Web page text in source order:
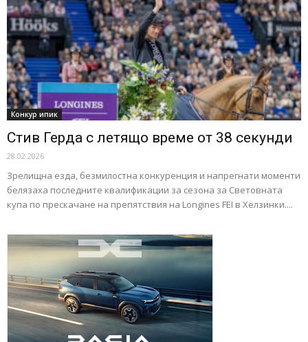
Конкур ипик
Стив Герда с летящо време от 38 секунди
28.02.2026
Зрелищна езда, безмилостна конкуренция и напрегнати моменти
белязаха последните квалификации за сезона за Световната
купа по прескачане на препятствия на Longines FEI в Хелзинки....